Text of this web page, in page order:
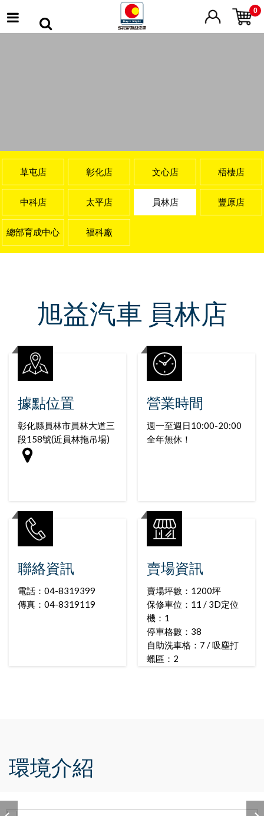
0
草屯店 彰化店 文心店 梧棲店
中科店 太平店 員林店 豐原店
總部育成中心 福科廠
旭益汽車 員林店
據點位置
彰化縣員林市員林大道三
段158號(近員林拖吊場)
營業時間
週一至週日10:00-20:00
全年無休！
聯絡資訊
電話：04-8319399
傳真：04-8319119
賣場資訊
賣場坪數：1200坪
保修車位：11 / 3D定位
機：1
停車格數：38
自助洗車格：7 / 吸塵打
蠟區：2
環境介紹